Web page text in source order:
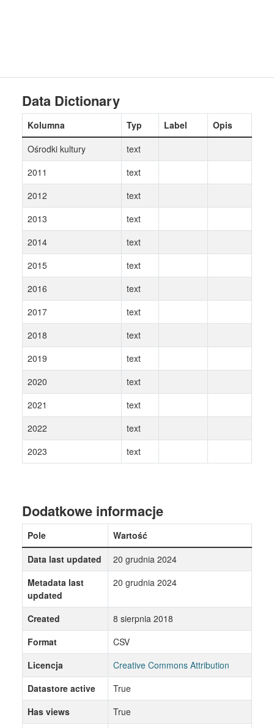
Data Dictionary
Kolumna Typ Label
Opis
Ośrodki kultury
text
2011
text
2012
text
2013
text
2014
text
2015
text
2016
text
2017
text
2018
text
2019
text
2020
text
2021
text
2022
text
2023
text
Dodatkowe informacje
Pole
Wartość
Data last updated
20 grudnia 2024
Metadata last
updated
20 grudnia 2024
Created
8 sierpnia 2018
Format
CSV
Licencja
Creative Commons Attribution
Datastore active
True
Has views
True